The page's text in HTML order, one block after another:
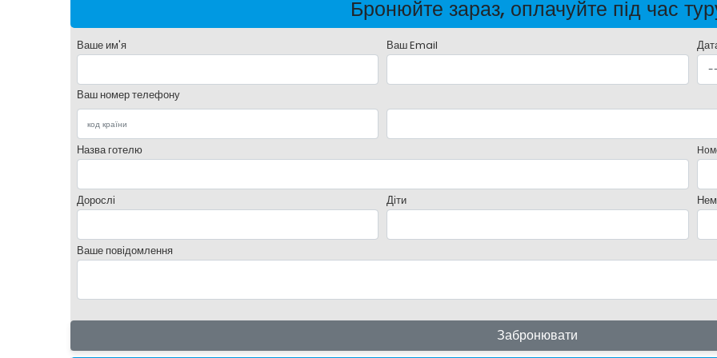
Бронюйте зараз, оплачуйте під час
Ваше им'я Ваш Email
Ваш номер телефону
Назва готелю
Дорослі Діти
Ваше повідомлення
Забронювати